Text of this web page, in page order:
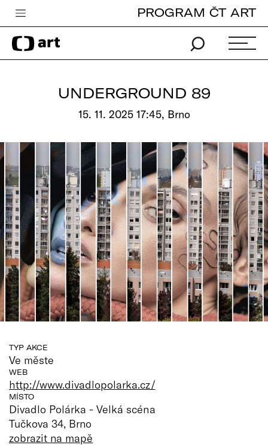
Česká televize
Zpravodajství
Pro děti
edu
Vše o ČT
PROGRAM ČT ART
UNDERGROUND 89
15. 11. 2025 17:45, Brno
TYP AKCE
Ve měste
WEB
http://www.divadlopolarka.cz/
MÍSTO
Divadlo Polárka - Velká scéna
Tučkova 34, Brno
zobrazit na mapě